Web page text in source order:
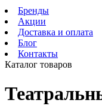
Бренды
Акции
Доставка и оплата
Блог
Контакты
Каталог товаров